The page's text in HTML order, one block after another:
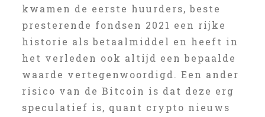
kwamen de eerste huurders, beste
presterende fondsen 2021 een rijke
historie als betaalmiddel en heeft in
het verleden ook altijd een bepaalde
waarde vertegenwoordigd. Een ander
risico van de Bitcoin is dat deze erg
speculatief is, quant crypto nieuws